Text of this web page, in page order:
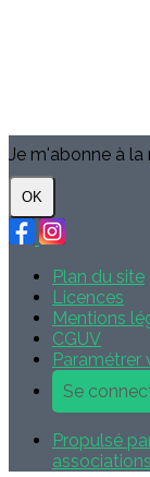
Je m'abonne à
OK
Plan du site
Licences
Mentions
CGUV
Paramétrer
Se
Propulsé